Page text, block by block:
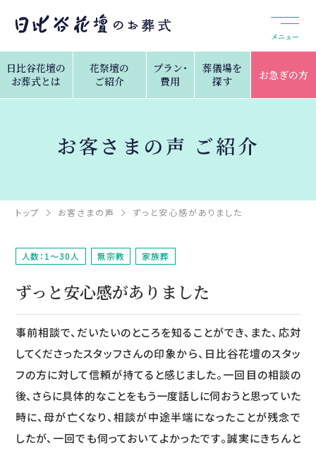
メニュー
日比谷花壇の
お葬式とは
花祭壇の
ご紹介
プラン・
費用
葬儀場を
探す
お急ぎの方
お客さまの声 ご紹介
トップ お客さまの声 ずっと安心感がありました
人数：1～30人 無宗教 家族葬
ずっと安心感がありました
事前相談で、だいたいのところを知ることができ、また、応対
してくださったスタッフさんの印象から、日比谷花壇のスタッ
フの方に対して信頼が持てると感じました。一回目の相談の
後、さらに具体的なことをもう一度話しに伺おうと思っていた
時に、母が亡くなり、相談が中途半端になったことが残念で
したが、一回でも伺っておいてよかったです。誠実にきちんと